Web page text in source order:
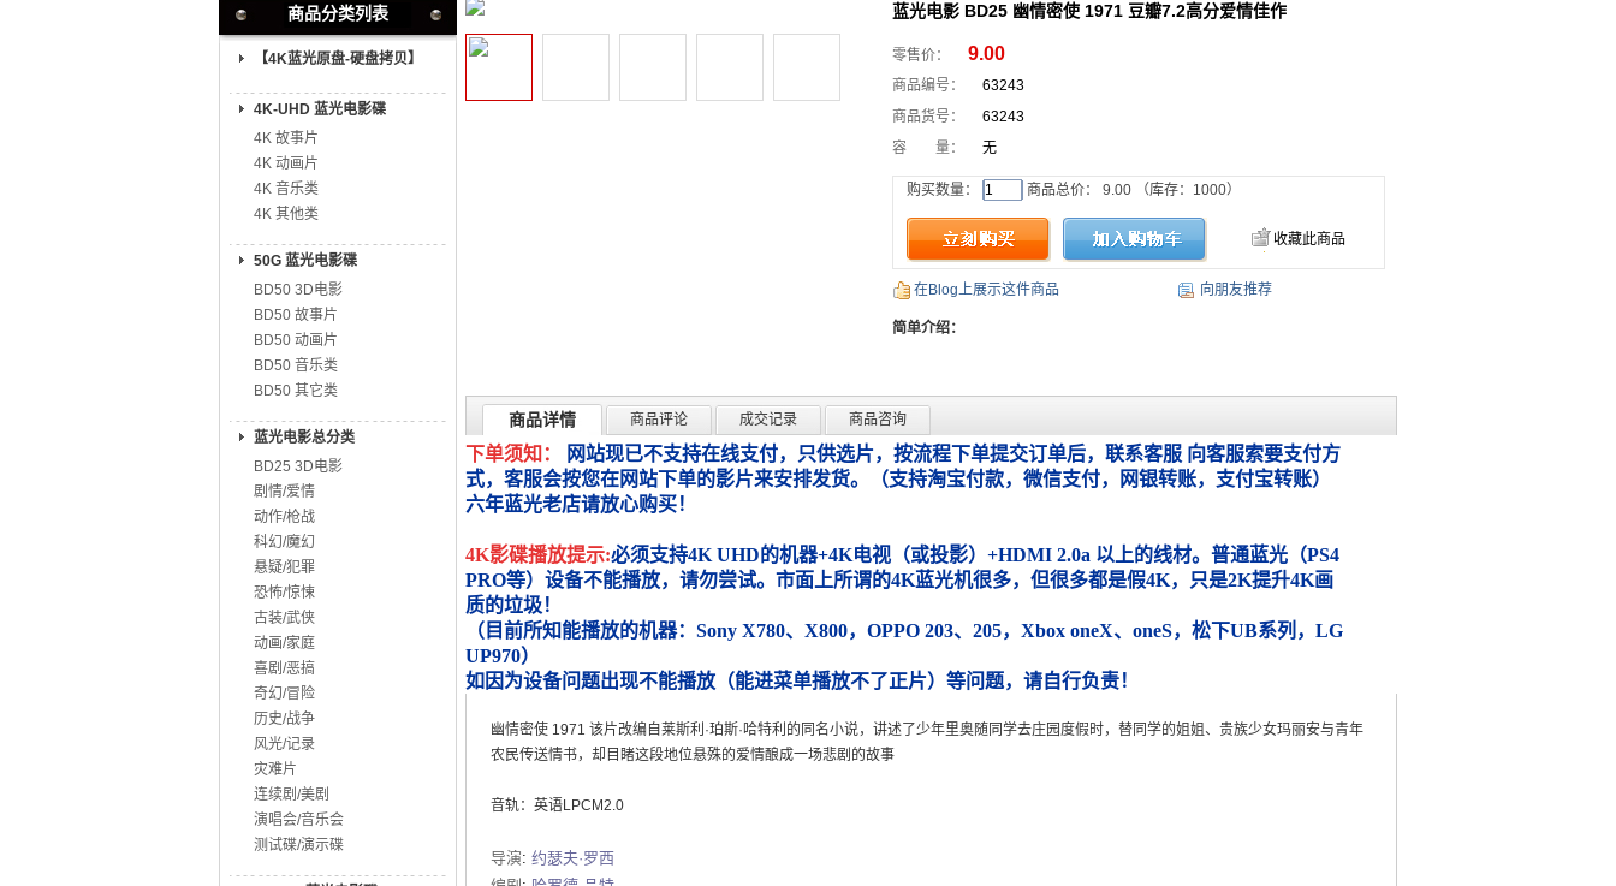
商品分类列表
【4K蓝光原盘-硬盘拷贝】
4K-UHD 蓝光电影碟
4K 故事片
4K 动画片
4K 音乐类
4K 其他类
50G 蓝光电影碟
BD50 3D电影
BD50 故事片
BD50 动画片
BD50 音乐类
BD50 其它类
蓝光电影总分类
BD25 3D电影
剧情/爱情
动作/枪战
科幻/魔幻
悬疑/犯罪
恐怖/惊悚
古装/武侠
动画/家庭
喜剧/恶搞
奇幻/冒险
历史/战争
风光/记录
灾难片
连续剧/美剧
演唱会/音乐会
测试碟/演示碟
蓝光电影 BD25 幽情密使 1971 豆瓣7.2高分爱情佳作
零售价： 9.00
商品编号：
63243
商品货号：
63243
容 量：
无
购买数量： 商品总价： 9.00 （库存： 1000）
收藏此商品
在Blog上展示这件商品 向朋友推荐
简单介绍：
商品详情 商品评论 成交记录 商品咨询
下单须知：
网站现已不支持在线支付，只供选片，按流程下单提交订单后，联系客服 向客服索要支付方
式，客服会按您在网站下单的影片来安排发货。（支持淘宝付款，微信支付，网银转账，支付宝转账）
六年蓝光老店请放心购买！
4K影碟播放提示:必须支持4K UHD的机器+4K电视（或投影）+HDMI 2.0a 以上的线材。普通蓝光（PS4
PRO等）设备不能播放，请勿尝试。市面上所谓的4K蓝光机很多，但很多都是假4K，只是2K提升4K画
质的垃圾！
（目前所知能播放的机器：Sony X780、X800，OPPO 203、205，Xbox oneX、oneS，松下UB系列，LG
UP970）
如因为设备问题出现不能播放（能进菜单播放不了正片）等问题，请自行负责！
幽情密使 1971 该片改编自莱斯利·珀斯·哈特利的同名小说，讲述了少年里奥随同学去庄园度假时，替同学的姐姐、贵族少女玛丽安与青年
农民传送情书，却目睹这段地位悬殊的爱情酿成一场悲剧的故事
音轨：英语LPCM2.0
导演: 约瑟夫·罗西